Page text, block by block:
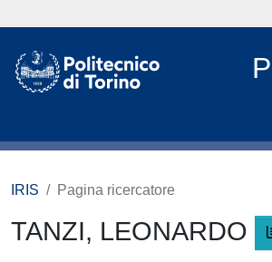
IRIS Pagina ricercatore
TANZI, LEONARDO